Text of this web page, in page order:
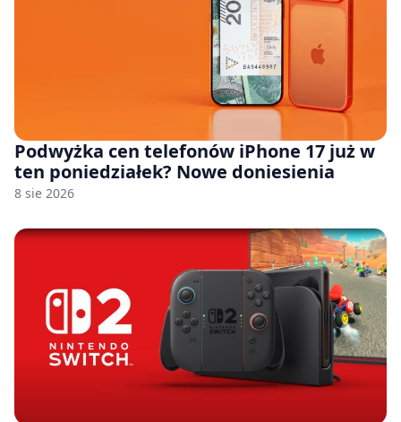
Podwyżka cen telefonów iPhone 17 już w
ten poniedziałek? Nowe doniesienia
8 sie 2026